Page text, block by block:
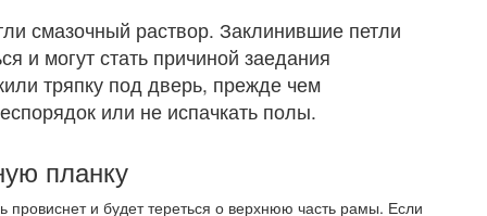
смазочный раствор. Заклинившие петли
и могут стать причиной заедания
тряпку под дверь, прежде чем
или не испачкать полы.
планку
провиснет и будет тереться о верхнюю часть рамы. Если